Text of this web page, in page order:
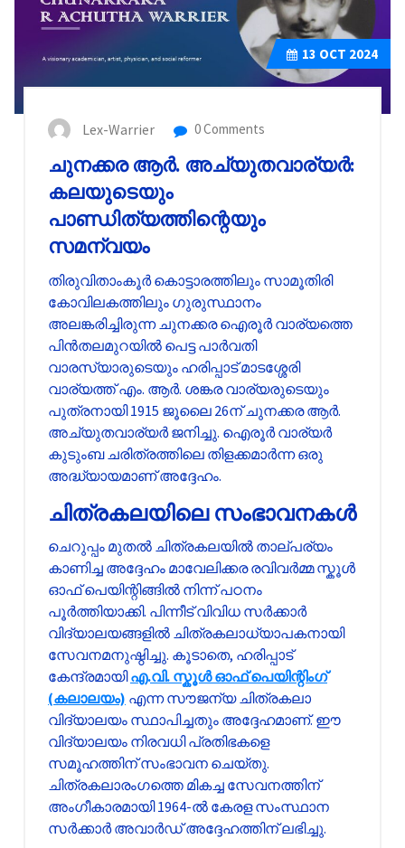
13 OCT 2024
Lex-Warrier 0 Comments
ചുനക്കര ആർ. അച്യുതവാര്യർ:
കലയുടെയും
പാണ്ഡിത്യത്തിന്റെയും
സമന്വയം
തിരുവിതാംകൂർ കൊട്ടാരത്തിലും സാമൂതിരി
കോവിലകത്തിലും ഗുരുസ്ഥാനം
അലങ്കരിച്ചിരുന്ന ചുനക്കര ഐരൂർ വാര്യത്തെ
പിൻതലമുറയിൽ പെട്ട പാർവതി
വാരസ്യാരുടെയും ഹരിപ്പാട് മാടശ്ശേരി
വാര്യത്ത് എം. ആർ. ശങ്കര വാര്യരുടെയും
പുത്രനായി 1915 ജൂലൈ 26ന് ചുനക്കര ആർ.
അച്യുതവാര്യർ ജനിച്ചു. ഐരൂർ വാര്യർ
കുടുംബ ചരിത്രത്തിലെ തിളക്കമാർന്ന ഒരു
അദ്ധ്യായമാണ് അദ്ദേഹം.
ചിത്രകലയിലെ സംഭാവനകൾ
ചെറുപ്പം മുതൽ ചിത്രകലയിൽ താല്പര്യം
കാണിച്ച അദ്ദേഹം മാവേലിക്കര രവിവർമ്മ സ്കൂൾ
ഓഫ് പെയിന്റിങ്ങിൽ നിന്ന് പഠനം
പൂർത്തിയാക്കി. പിന്നീട് വിവിധ സർക്കാർ
വിദ്യാലയങ്ങളിൽ ചിത്രകലാധ്യാപകനായി
സേവനമനുഷ്ഠിച്ചു. കൂടാതെ, ഹരിപ്പാട്
കേന്ദ്രമായിഎ.വി. സ്കൂൾ ഓഫ് പെയിന്റിംഗ്
(കലാലയം) എന്ന സൗജന്യ ചിത്രകലാ
വിദ്യാലയം സ്ഥാപിച്ചതും അദ്ദേഹമാണ്. ഈ
വിദ്യാലയം നിരവധി പ്രതിഭകളെ
സമൂഹത്തിന് സംഭാവന ചെയ്തു.
ചിത്രകലാരംഗത്തെ മികച്ച സേവനത്തിന്
അംഗീകാരമായി 1964-ൽ കേരള സംസ്ഥാന
സർക്കാർ അവാർഡ് അദ്ദേഹത്തിന് ലഭിച്ചു.